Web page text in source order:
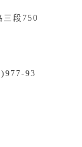
三段750
93